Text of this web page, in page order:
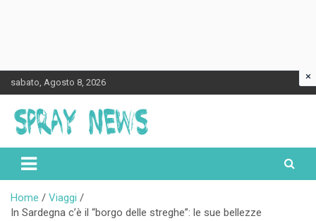
to
content
sabato, Agosto 8, 2026
Spraynews.it
Home
Viaggi
In Sardegna c’è il “borgo delle streghe”: le sue bellezze
×